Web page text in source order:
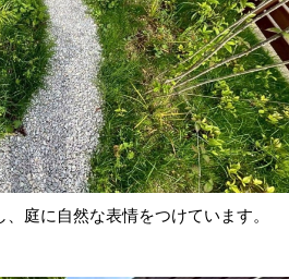
庭に自然な表情をつけています。